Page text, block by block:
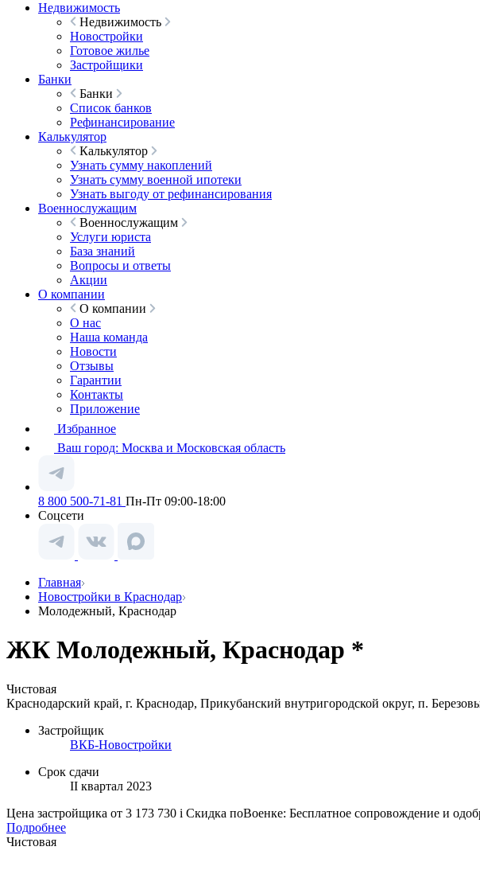
Недвижимость
Недвижимость
Новостройки
Готовое жилье
Застройщики
Банки
Банки
Список банков
Рефинансирование
Калькулятор
Калькулятор
Узнать сумму накоплений
Узнать сумму военной ипотеки
Узнать выгоду от рефинансирования
Военнослужащим
Военнослужащим
Услуги юриста
База знаний
Вопросы и ответы
Акции
О компании
О компании
О нас
Наша команда
Новости
Отзывы
Гарантии
Контакты
Приложение
Избранное
Ваш город: Москва и Московская область
8 800 500-71-81 Пн-Пт 09:00-18:00
Соцсети
Главная
Новостройки в Краснодар
Молодежный, Краснодар
ЖК Молодежный, Краснодар *
Чистовая
Краснодарский край, г. Краснодар, Прикубанский внутригородской округ, п.
Застройщик
ВКБ-Новостройки
Срок сдачи
II квартал 2023
Цена застройщика от 3 173 730 i Скидка поВоенке: Бесплатное сопровождение и
Подробнее
Чистовая